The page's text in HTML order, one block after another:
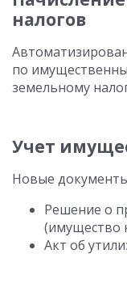
налогов
по
земельному
Учет
Новые
Решение о
(имущество
Акт об